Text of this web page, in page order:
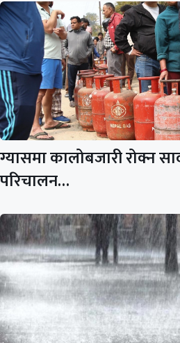
ग्यासमा कालोबजारी रोक्न
परिचालन…